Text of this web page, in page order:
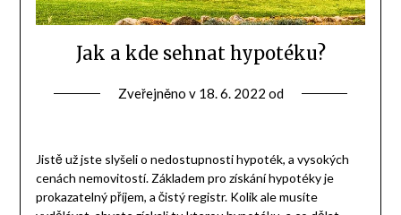
Jak a kde sehnat hypotéku?
Zveřejněno v 18. 6. 2022 od
Jistě už jste slyšeli o nedostupnosti hypoték, a vysokých
cenách nemovitostí. Základem pro získání hypotéky je
prokazatelný příjem, a čistý registr. Kolik ale musíte